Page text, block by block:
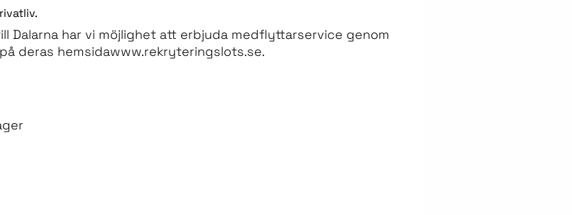
Dalarna har vi möjlighet att erbjuda medflyttarservice genom
deras hemsidawww.rekryteringslots.se.